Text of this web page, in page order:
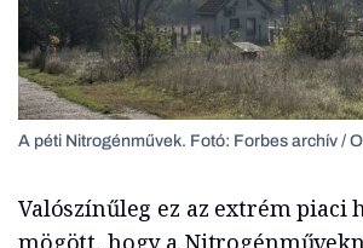
A péti Nitrogénművek. Fotó: Forbes archív /
Valószínűleg ez az extrém piaci
mögött, hogy a